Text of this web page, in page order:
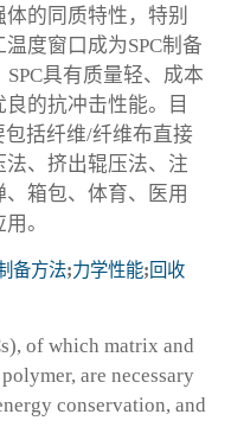
的同质特性，特别
度窗口成为SPC制备
具有质量轻、成本
的抗冲击性能。目
包括纤维/纤维布直接
、挤出辊压法、注
箱包、体育、医用
。
备方法;力学性能; 回收
of which matrix and
are necessary
conservation, and